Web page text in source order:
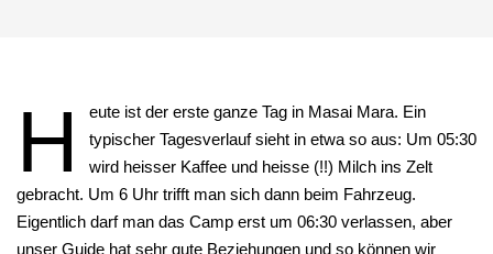
H
eute ist der erste ganze Tag in Masai Mara. Ein
typischer Tagesverlauf sieht in etwa so aus: Um 05:30
wird heisser Kaffee und heisse (!!) Milch ins Zelt
gebracht. Um 6 Uhr trifft man sich dann beim Fahrzeug.
Eigentlich darf man das Camp erst um 06:30 verlassen, aber
unser Guide hat sehr gute Beziehungen und so können wir